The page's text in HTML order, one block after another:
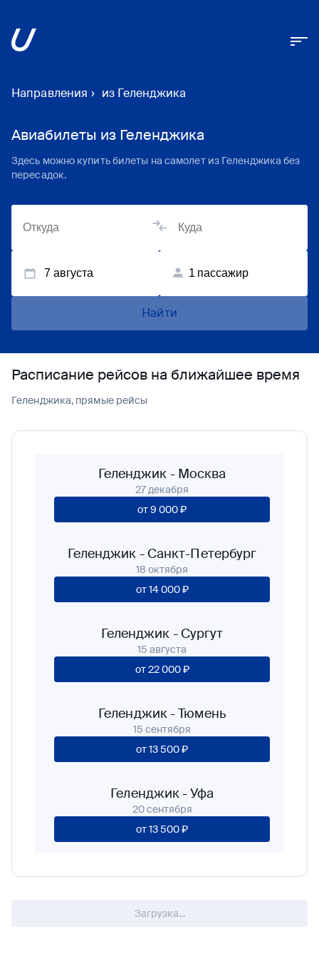
Направления › из Геленджика
Авиабилеты из Геленджика
Здесь можно купить билеты на самолет из Геленджика без
пересадок.
7 августа 1 пассажир
Найти
Расписание рейсов на ближайшее время
Геленджика, прямые рейсы
Геленджик - Москва
27 декабря
от9 000 ₽
Геленджик - Санкт-Петербург
18 октября
от14 000 ₽
Геленджик - Сургут
15 августа
от22 000 ₽
Геленджик-Тюмень
15 сентября
от13 500 ₽
Геленджик-Уфа
20 сентября
от13 500 ₽
Загрузка...